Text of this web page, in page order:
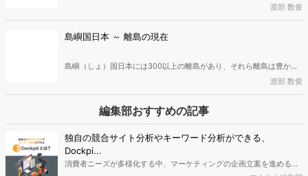
式会社創造開発研究所所長、一般社団法人マーケティング共創協会理
事・研究フェローを務めている渡部数俊氏が解説します。
は、脳が寄付を快感と捉える温情効果や共感、評判を気にする心理に
よって促されることが科学的にも証明されています。近年は、この利
他的動機から社会課題の解決を目指す社会起業家が増加。テクノロジ
ーの活用や制度改革によって、利己的から利他的な社会への移行を可
題解決の関係について、広告・マーケティング業界に40年近く従事
し、現在は株式会社創造開発研究所所長、一般社団法人マーケティン
グ共創協会理事・研究フェローを務めている渡部数俊氏が解説しま
渡部 数俊
島嶼国日本 ～ 離島の現在
島嶼（しょ）国日本には300以上の離島があり、それら離島は豊かな
自然や独自文化を育み、広大なEEZや海洋資源の確保にも重要な役割
を果たしています。しかし離島では人口減少と高齢化が急速に進み、
深刻な課題が発生しています。また国境管理や海の安全維持への影響
も無視できません。現在の離島では何が起こっているのか、広告・マ
ーケティング業界に40年近く従事し、現在は株式会社創造開発研究所
所長、一般社団法人マーケティング共創協会理事・研究フェローを務
めている渡部数俊氏が解説します。
渡部 数俊
編集部おすすめの記事
独自の競合サイト分析やキーワード分析ができる、
Dockpi...
消費者ニーズが多様化する中、マーケティングの企画立案を進める上